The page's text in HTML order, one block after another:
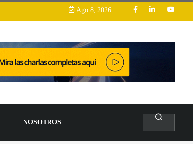
Ago 8, 2026
NOSOTROS